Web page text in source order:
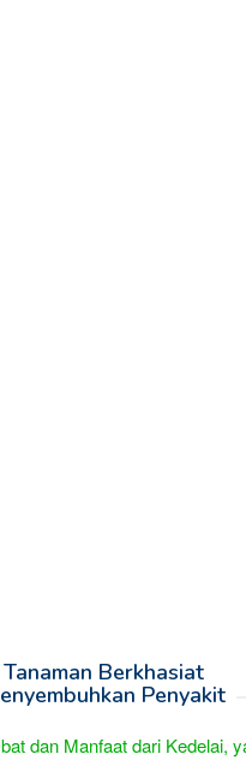
Tanaman Berkhasiat
Penyakit
dan Manfaat dari Kedelai,